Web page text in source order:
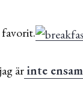
ärinte ensam